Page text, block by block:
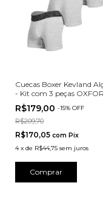
Cuecas Boxer Kevland
- Kit com 3 peças
MESCLA
R$179,00 -15% OFF
R$209,70
R$170,05 com Pix
4 x de R$44,75 sem juros
Comprar